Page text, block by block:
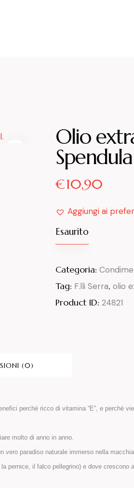
Olio
€10,90
Aggiungi ai
Esaurito
Categoria:
Tag: F.lli Serra,olio
Product ID:24821
(0)
perché ricco di vitamina “E”, e perché
molto di anno in anno.
vero paradiso naturale immerso nella
pernice, il falco pellegrino) e dove crescono